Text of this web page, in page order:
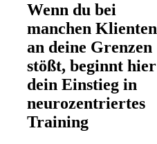
Wenn du bei
manchen Klienten
an deine Grenzen
stößt, beginnt hier
dein Einstieg in
neurozentriertes
Training